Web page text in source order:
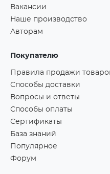
Вакансии
Наше производство
Авторам
Покупателю
Правила продажи
Способы доставки
Вопросы и ответы
Способы оплаты
Сертификаты
База знаний
Популярное
Форум